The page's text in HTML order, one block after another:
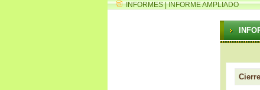
INFORMES | INFORME AMPLIADO